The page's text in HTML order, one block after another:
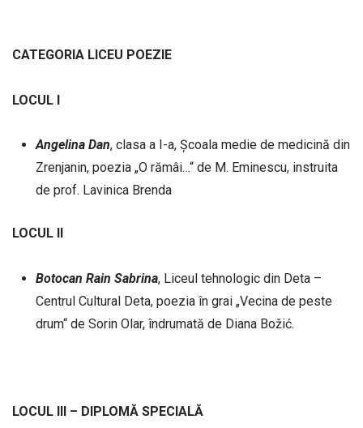
CATEGORIA LICEU POEZIE
LOCUL I
Angelina Dan, clasa a I-a, Școala medie de medicină din
Zrenjanin, poezia „O rămâi…“ de M. Eminescu, instruita
de prof. Lavinica Brenda
LOCUL II
Botocan Rain Sabrina, Liceul tehnologic din Deta –
Centrul Cultural Deta, poezia în grai „Vecina de peste
drum“ de Sorin Olar, îndrumată de Diana Božić.
LOCUL III – DIPLOMĂ SPECIALĂ